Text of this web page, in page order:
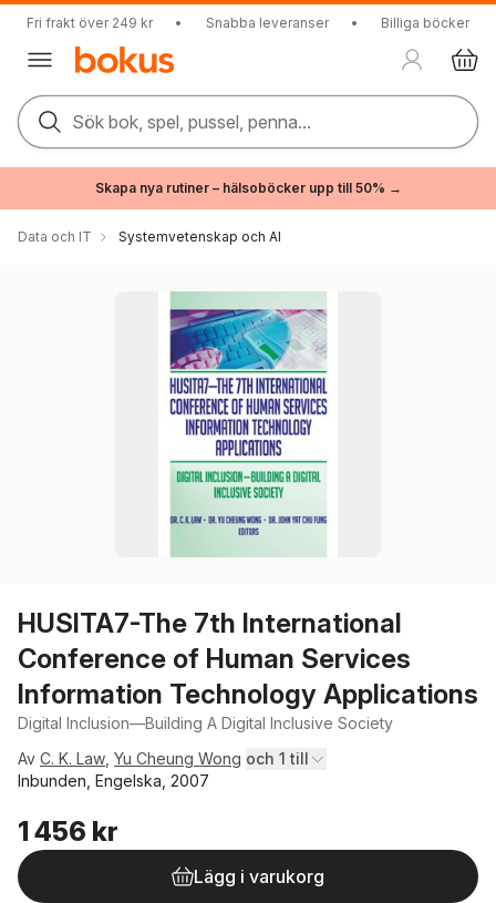
Fri frakt över 249 kr • Snabba leveranser • Billiga böcker
Sök bok, spel, pussel, penna...
Skapa nya rutiner – hälsoböcker upp till 50% →
Data och IT Systemvetenskap och AI
HUSITA7-The 7th International
Conference of Human Services
Information Technology Applications
Digital Inclusion—Building A Digital Inclusive Society
Av C. K. Law Yu Cheung Wong och 1 till
Inbunden, Engelska, 2007
1 456 kr
Lägg i varukorg